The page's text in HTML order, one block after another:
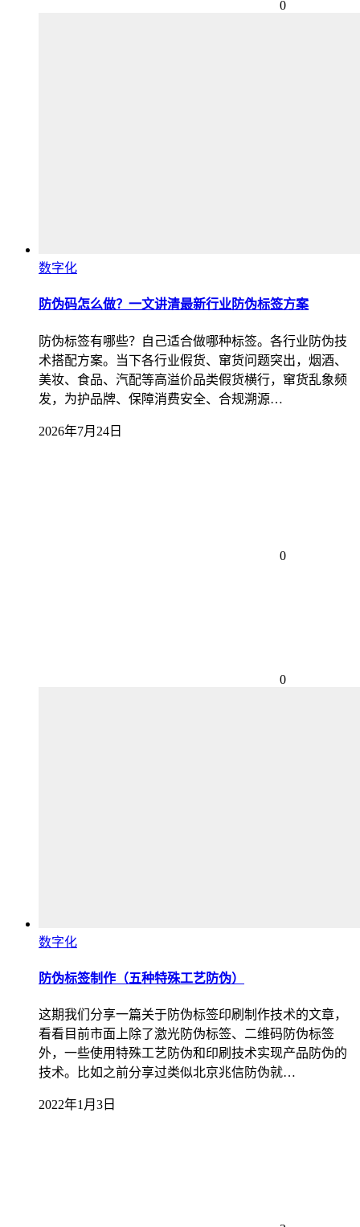
0
数字化
防伪码怎么做？一文讲清最新行业防伪标签方案
防伪标签有哪些？自己适合做哪种标签。各行业防伪技
术搭配方案。当下各行业假货、窜货问题突出，烟酒、
美妆、食品、汽配等高溢价品类假货横行，窜货乱象频
发，为护品牌、保障消费安全、合规溯源…
2026年7月24日
0
0
数字化
防伪标签制作（五种特殊工艺防伪）
这期我们分享一篇关于防伪标签印刷制作技术的文章，
看看目前市面上除了激光防伪标签、二维码防伪标签
外，一些使用特殊工艺防伪和印刷技术实现产品防伪的
技术。比如之前分享过类似北京兆信防伪就…
2022年1月3日